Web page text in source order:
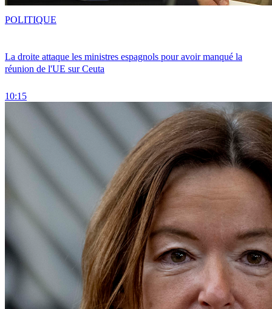
La droite attaque les ministres espagnols pour avoir manqué la
réunion de l'UE sur Ceuta
10:15
POLITIQUE